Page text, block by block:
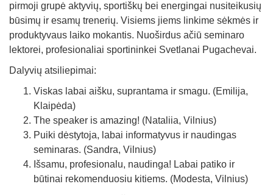
pirmoji grupė aktyvių, sportiškų bei energingai nusiteikusių
būsimų ir esamų trenerių. Visiems jiems linkime sėkmės ir
produktyvaus laiko mokantis. Nuoširdus ačiū seminaro
lektorei, profesionaliai sportininkei Svetlanai Pugachevai.
Dalyvių atsiliepimai:
Viskas labai aišku, suprantama ir smagu. (Emilija,
Klaipėda)
The speaker is amazing! (Nataliia, Vilnius)
Puiki dėstytoja, labai informatyvus ir naudingas
seminaras. (Sandra, Vilnius)
Išsamu, profesionalu, naudinga! Labai patiko ir
būtinai rekomenduosiu kitiems. (Modesta, Vilnius)